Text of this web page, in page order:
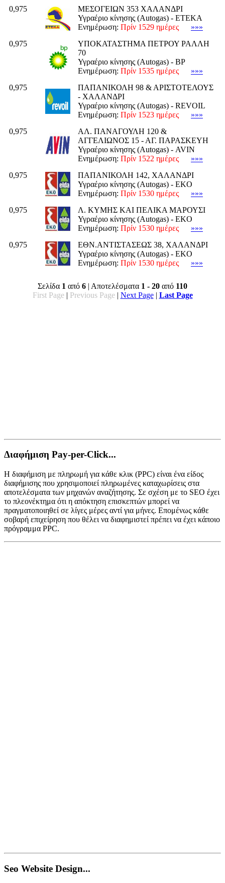
0,975
ΜΕΣΟΓΕΙΩΝ 353 ΧΑΛΑΝΔΡΙ
Υγραέριο κίνησης (Autogas) - ΕΤΕΚΑ
Ενημέρωση: Πρίν 1529 ημέρες
»»»
0,975
ΥΠΟΚΑΤΑΣΤΗΜΑ ΠΕΤΡΟΥ ΡΑΛΛΗ
70
Υγραέριο κίνησης (Autogas) - BP
Ενημέρωση: Πρίν 1535 ημέρες
»»»
0,975
ΠΑΠΑΝΙΚΟΛΗ 98 & ΑΡΙΣΤΟΤΕΛΟΥΣ
- ΧΑΛΑΝΔΡΙ
Υγραέριο κίνησης (Autogas) - REVOIL
Ενημέρωση: Πρίν 1523 ημέρες
»»»
0,975
ΑΛ. ΠΑΝΑΓΟΥΛΗ 120 &
ΑΓΓΕΛΙΩΝΟΣ 15 - ΑΓ. ΠΑΡΑΣΚΕΥΗ
Υγραέριο κίνησης (Autogas) - AVIN
Ενημέρωση: Πρίν 1522 ημέρες
»»»
0,975
ΠΑΠΑΝΙΚΟΛΗ 142, ΧΑΛΑΝΔΡΙ
Υγραέριο κίνησης (Autogas) - EKO
Ενημέρωση: Πρίν 1530 ημέρες
»»»
0,975
Λ. ΚΥΜΗΣ ΚΑΙ ΠΕΛΙΚΑ ΜΑΡΟΥΣΙ
Υγραέριο κίνησης (Autogas) - EKO
Ενημέρωση: Πρίν 1530 ημέρες
»»»
0,975
ΕΘΝ.ΑΝΤΙΣΤΑΣΕΩΣ 38, ΧΑΛΑΝΔΡΙ
Υγραέριο κίνησης (Autogas) - EKO
Ενημέρωση: Πρίν 1530 ημέρες »»»
Σελίδα 1 από 6 | Αποτελέσματα 1 - 20 από 110
First Page| Previous Page| Next Page| Last Page
Διαφήμιση Pay-per-Click...
Η διαφήμιση με πληρωμή για κάθε κλικ (PPC) είναι ένα είδος
διαφήμισης που χρησιμοποιεί πληρωμένες καταχωρίσεις στα
αποτελέσματα των μηχανών αναζήτησης. Σε σχέση με το SEO έχει
το πλεονέκτημα ότι η απόκτηση επισκεπτών μπορεί να
πραγματοποιηθεί σε λίγες μέρες αντί για μήνες. Επομένως κάθε
σοβαρή επιχείρηση που θέλει να διαφημιστεί πρέπει να έχει κάποιο
πρόγραμμα PPC.
Seo Website Design...